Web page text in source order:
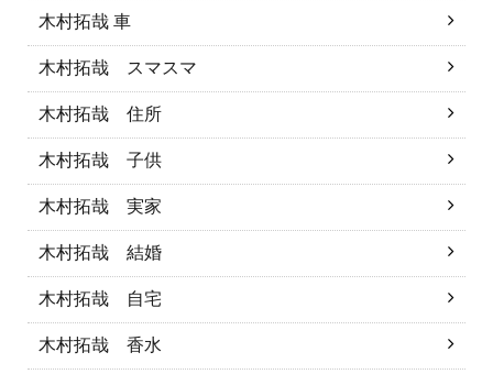
木村拓哉 車
木村拓哉 スマスマ
木村拓哉 住所
木村拓哉 子供
木村拓哉 実家
木村拓哉 結婚
木村拓哉 自宅
木村拓哉 香水